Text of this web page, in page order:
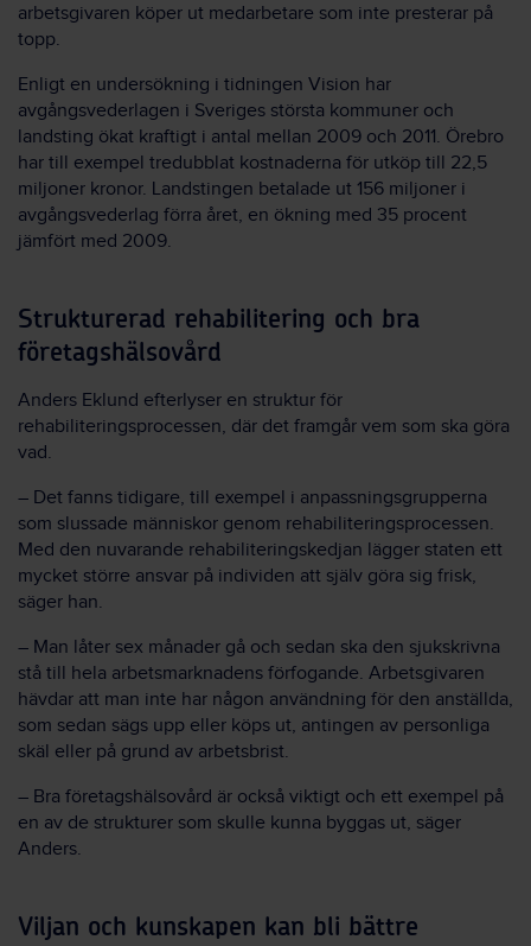
arbetsgivaren köper ut medarbetare som inte presterar på
topp.
Enligt en undersökning i tidningen Vision har
avgångsvederlagen i Sveriges största kommuner och
landsting ökat kraftigt i antal mellan 2009 och 2011. Örebro
har till exempel tredubblat kostnaderna för utköp till 22,5
miljoner kronor. Landstingen betalade ut 156 miljoner i
avgångsvederlag förra året, en ökning med 35 procent
jämfört med 2009.
Strukturerad rehabilitering och bra
företagshälsovård
Anders Eklund efterlyser en struktur för
rehabiliteringsprocessen, där det framgår vem som ska göra
vad.
– Det fanns tidigare, till exempel i anpassningsgrupperna
som slussade människor genom rehabiliteringsprocessen.
Med den nuvarande rehabiliteringskedjan lägger staten ett
mycket större ansvar på individen att själv göra sig frisk,
säger han.
– Man låter sex månader gå och sedan ska den sjukskrivna
stå till hela arbetsmarknadens förfogande. Arbetsgivaren
hävdar att man inte har någon användning för den anställda,
som sedan sägs upp eller köps ut, antingen av personliga
skäl eller på grund av arbetsbrist.
– Bra företagshälsovård är också viktigt och ett exempel på
en av de strukturer som skulle kunna byggas ut, säger
Anders.
Viljan och kunskapen kan bli bättre